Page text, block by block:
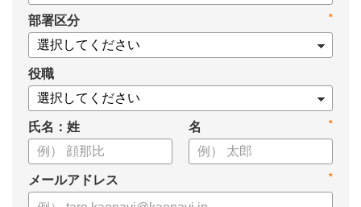
・1on1とは何か？
・1on1の基本的なやり方
・ 1on1 の基本アジェンダと質問例
についてまとめましたので、ぜひお役立てください。
*
部署区分
役職
氏名：姓 *
名
*
メールアドレス